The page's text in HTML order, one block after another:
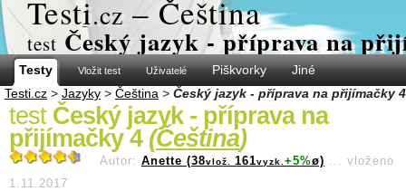
Testi.cz – Čeština
test Český jazyk - příprava na
Testy Vložit test Uživatelé Piškvorky
Jiné
Testi.cz > Jazyky > Čeština > Český jazyk - příprava na přijímačky 4
test Český jazyk - příprava na
přijímačky 4 (Čeština)
Autor: Anette (38vlož. 161vyzk. +5%ø) ... vloženo
1.11.2017